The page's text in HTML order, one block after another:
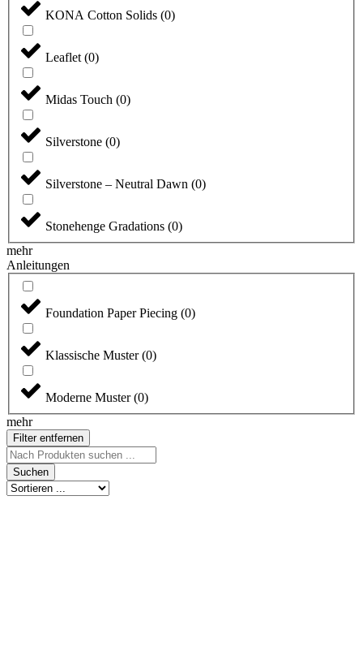
KONA Cotton Solids (0)
Leaflet (0)
Midas Touch (0)
Silverstone (0)
Silverstone – Neutral Dawn (0)
Stonehenge Gradations (0)
mehr
Anleitungen
Foundation Paper Piecing (0)
Klassische Muster (0)
Moderne Muster (0)
mehr
Filter entfernen
Search
...Suchen